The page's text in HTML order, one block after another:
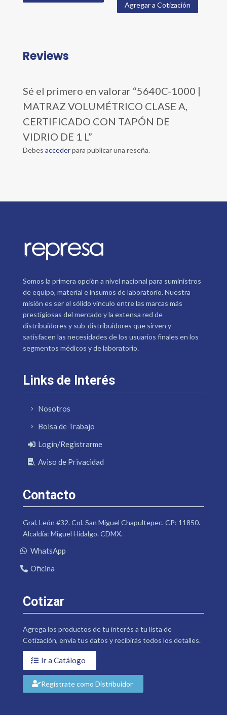
Agregar a Cotización
Reviews
Sé el primero en valorar “5640C-1000 |
MATRAZ VOLUMÉTRICO CLASE A,
CERTIFICADO CON TAPÓN DE
VIDRIO DE 1 L”
Debes accederpara publicar una reseña.
Somos la primera opción a nivel nacional para suministros
de equipo, material e insumos de laboratorio. Nuestra
misión es ser el sólido vínculo entre las marcas más
prestigiosas del mercado y la extensa red de
distribuidores y sub-distribuidores que sirven y
satisfacen las necesidades de los usuarios finales en los
segmentos médicos y de laboratorio.
Links de Interés
Nosotros
Bolsa de Trabajo
Login/Registrarme
Aviso de Privacidad
Contacto
Gral. León #32. Col. San Miguel Chapultepec. CP: 11850.
Alcaldía: Miguel Hidalgo. CDMX.
WhatsApp
Oficina
Cotizar
Agrega los productos de tu interés a tu lista de
Cotización, envía tus datos y recibirás todos los detalles.
Ir a Catálogo
Regístrate como Distribuidor